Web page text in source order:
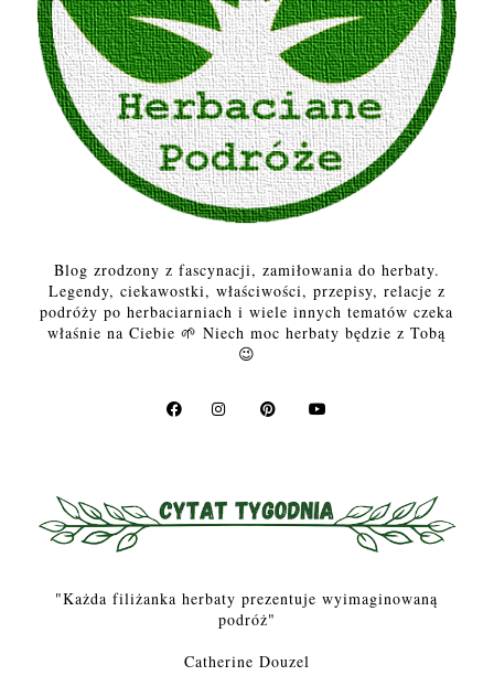
Blog zrodzony z fascynacji, zamiłowania do herbaty.
Legendy, ciekawostki, właściwości, przepisy, relacje z
podróży po herbaciarniach i wiele innych tematów czeka
właśnie na Ciebie 🌱 Niech moc herbaty będzie z Tobą
😉
"Każda filiżanka herbaty prezentuje wyimaginowaną
podróż"
Catherine Douzel